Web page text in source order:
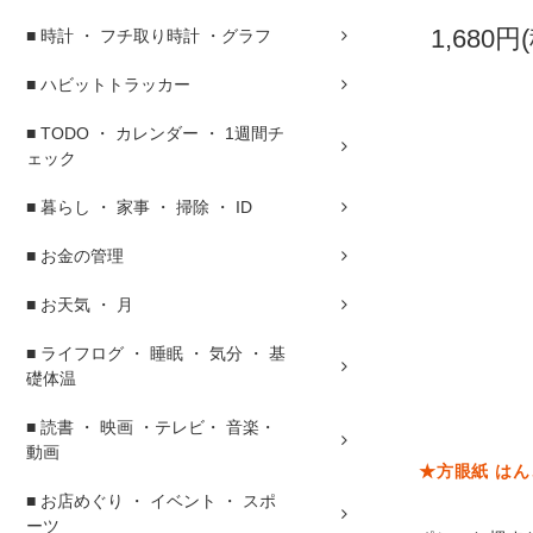
■ 時計 ・ フチ取り時計 ・グラフ
■ ハビットトラッカー
■ TODO ・ カレンダー ・ 1週間チ
ェック
■ 暮らし ・ 家事 ・ 掃除 ・ ID
■ お金の管理
■ お天気 ・ 月
■ ライフログ ・ 睡眠 ・ 気分 ・ 基
礎体温
■ 読書 ・ 映画 ・テレビ・ 音楽・
動画
■ お店めぐり ・ イベント ・ スポ
ーツ
1,680円
★方眼紙 はん